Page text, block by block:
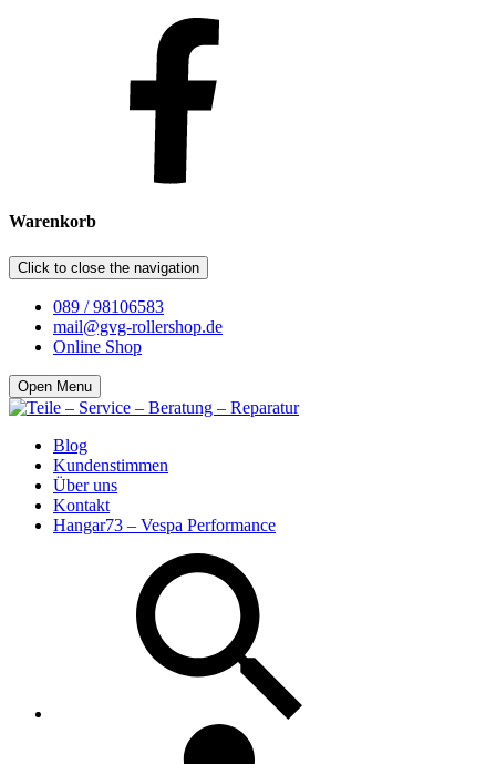
Warenkorb
Click to close the navigation
089 / 98106583
mail@gvg-rollershop.de
Online Shop
Open Menu
Blog
Kundenstimmen
Über uns
Kontakt
Hangar73 – Vespa Performance